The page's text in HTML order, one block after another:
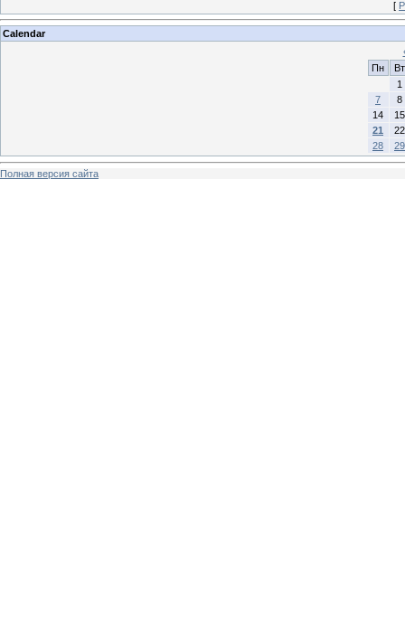
[
Calendar
Пн
Вт
1
7
8
14
15
21
22
28
29
Полная версия сайта